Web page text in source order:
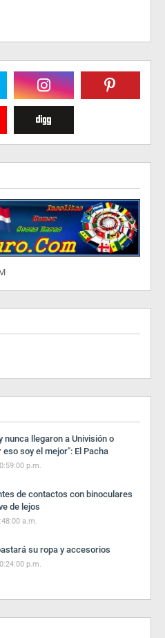
nunca llegaron a Univisión o
eso soy el mejor": El Pacha
p.m.
de contactos con binoculares
de lejos
a.m.
su ropa y accesorios
p.m.